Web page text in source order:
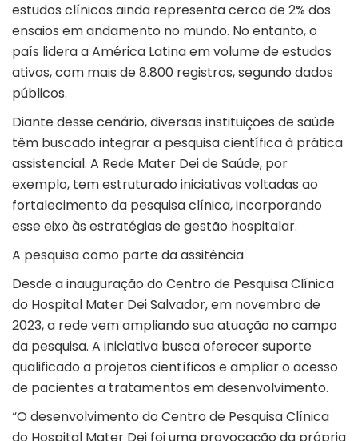
estudos clínicos ainda representa cerca de 2% dos
ensaios em andamento no mundo. No entanto, o
país lidera a América Latina em volume de estudos
ativos, com mais de 8.800 registros, segundo dados
públicos.
Diante desse cenário, diversas instituições de saúde
têm buscado integrar a pesquisa científica à prática
assistencial. A Rede Mater Dei de Saúde, por
exemplo, tem estruturado iniciativas voltadas ao
fortalecimento da pesquisa clínica, incorporando
esse eixo às estratégias de gestão hospitalar.
A pesquisa como parte da assitência
Desde a inauguração do Centro de Pesquisa Clínica
do Hospital Mater Dei Salvador, em novembro de
2023, a rede vem ampliando sua atuação no campo
da pesquisa. A iniciativa busca oferecer suporte
qualificado a projetos científicos e ampliar o acesso
de pacientes a tratamentos em desenvolvimento.
“O desenvolvimento do Centro de Pesquisa Clínica